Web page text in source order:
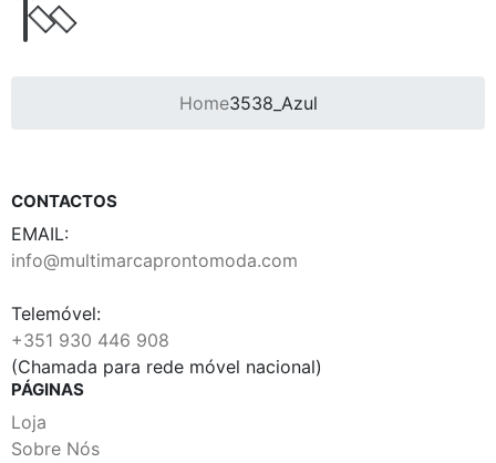
Home3538_Azul
CONTACTOS
EMAIL:
info@multimarcaprontomoda.com
Telemóvel:
+351 930 446 908
(Chamada para rede móvel nacional)
PÁGINAS
Loja
Sobre Nós